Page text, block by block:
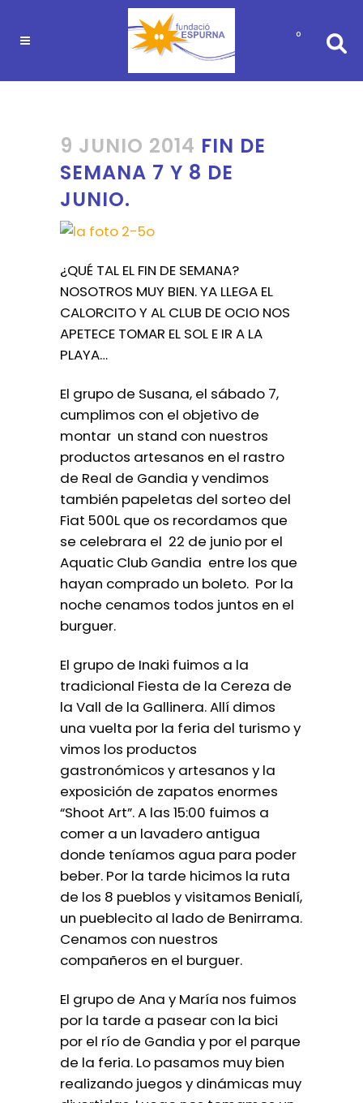
0
9 JUNIO 2014 FIN DE
SEMANA 7 Y 8 DE
JUNIO.
¿QUÉ TAL EL FIN DE SEMANA?
NOSOTROS MUY BIEN. YA LLEGA EL
CALORCITO Y AL CLUB DE OCIO NOS
APETECE TOMAR EL SOL E IR A LA
PLAYA…
El grupo de Susana, el sábado 7,
cumplimos con el objetivo de
montar un stand con nuestros
productos artesanos en el rastro
de Real de Gandia y vendimos
también papeletas del sorteo del
Fiat 500L que os recordamos que
se celebrara el 22 de junio por el
Aquatic Club Gandia entre los que
hayan comprado un boleto. Por la
noche cenamos todos juntos en el
burguer.
El grupo de Inaki fuimos a la
tradicional Fiesta de la Cereza de
la Vall de la Gallinera. Allí dimos
una vuelta por la feria del turismo y
vimos los productos
gastronómicos y artesanos y la
exposición de zapatos enormes
“Shoot Art”. A las 15:00 fuimos a
comer a un lavadero antigua
donde teníamos agua para poder
beber. Por la tarde hicimos la ruta
de los 8 pueblos y visitamos Benialí,
un pueblecito al lado de Benirrama.
Cenamos con nuestros
compañeros en el burguer.
El grupo de Ana y María nos fuimos
por la tarde a pasear con la bici
por el río de Gandia y por el parque
de la feria. Lo pasamos muy bien
realizando juegos y dinámicas muy